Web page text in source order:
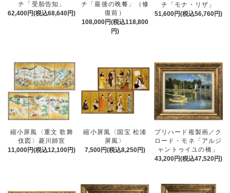
チ「受胎告知」
62,400円(税込68,640円)
チ「最後の晩餐」（修
復前）
108,000円(税込118,800
円)
チ「モナ・リザ」
51,600円(税込56,760円)
縮小屏風〈重文 歌舞
伎図〉菱川師宣
11,000円(税込12,100円)
縮小屏風〈国宝 松浦
屏風〉
7,500円(税込8,250円)
プリハード複製画／ク
ロード・モネ「アルジ
ャントゥイユの橋」
43,200円(税込47,520円)